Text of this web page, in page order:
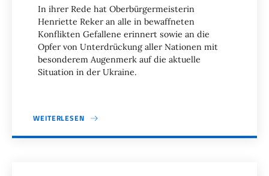
In ihrer Rede hat Oberbürgermeisterin
Henriette Reker an alle in bewaffneten
Konflikten Gefallene erinnert sowie an die
Opfer von Unterdrückung aller Nationen mit
besonderem Augenmerk auf die aktuelle
Situation in der Ukraine.
WEITERLESEN